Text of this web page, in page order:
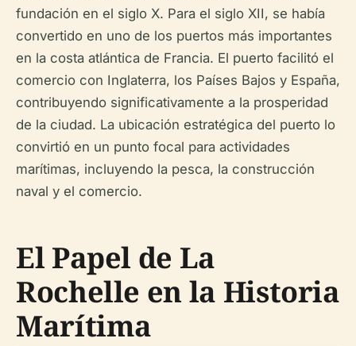
fundación en el siglo X. Para el siglo XII, se había
convertido en uno de los puertos más importantes
en la costa atlántica de Francia. El puerto facilitó el
comercio con Inglaterra, los Países Bajos y España,
contribuyendo significativamente a la prosperidad
de la ciudad. La ubicación estratégica del puerto lo
convirtió en un punto focal para actividades
marítimas, incluyendo la pesca, la construcción
naval y el comercio.
El Papel de La
Rochelle en la Historia
Marítima